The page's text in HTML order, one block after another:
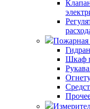
Пожарная
Шкаф